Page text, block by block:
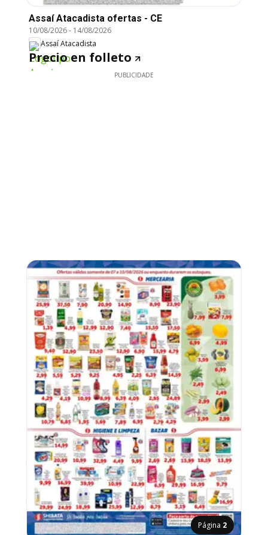
Assaí Atacadista ofertas - CE
10/08/2026- 14/08/2026
Assaí Atacadista
Precio en folleto
PUBLICIDADE
Página 2